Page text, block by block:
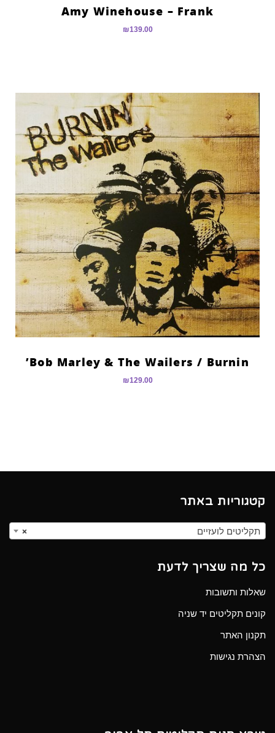
Amy Winehouse – Frank
₪139.00
Bob Marley & The Wailers ‎/ Burnin’
₪129.00
קטגוריות באתר
× תקליטים לועזיים
כל מה שצריך לדעת
שאלות ותשובות
קונים תקליטים יד שניה
תקנון האתר
הצהרת נגישות